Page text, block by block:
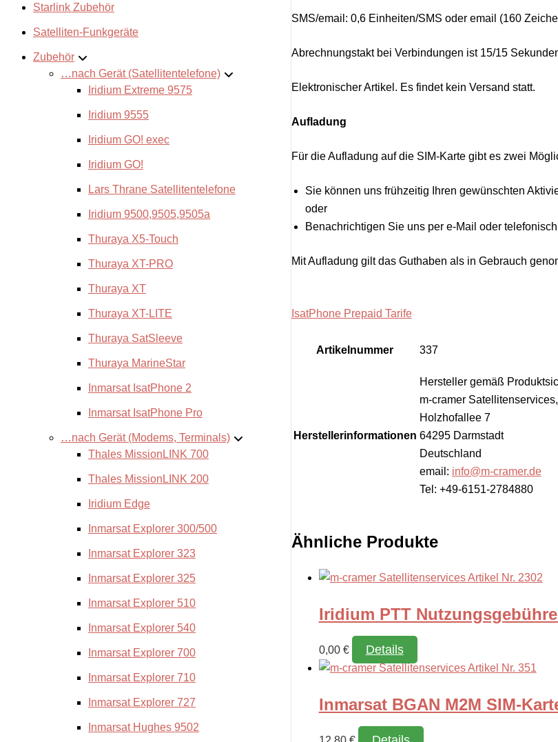
Starlink Zubehör
Satelliten-Funkgeräte
Zubehör
…nach Gerät (Satellitentelefone)
Iridium Extreme 9575
Iridium 9555
Iridium GO! exec
Iridium GO!
Lars Thrane Satellitentelefone
Iridium 9500,9505,9505a
Thuraya X5-Touch
Thuraya XT-PRO
Thuraya XT
Thuraya XT-LITE
Thuraya SatSleeve
Thuraya MarineStar
Inmarsat IsatPhone 2
Inmarsat IsatPhone Pro
…nach Gerät (Modems, Terminals)
Thales MissionLINK 700
Thales MissionLINK 200
Iridium Edge
Inmarsat Explorer 300/500
Inmarsat Explorer 323
Inmarsat Explorer 325
Inmarsat Explorer 510
Inmarsat Explorer 540
Inmarsat Explorer 700
Inmarsat Explorer 710
Inmarsat Explorer 727
Inmarsat Hughes 9502
SMS/email: 0,6 Einheiten/SMS oder email (160
Abrechnungstakt bei Verbindungen ist 15/15
Elektronischer Artikel. Es findet kein Versand statt.
Aufladung
Für die Aufladung auf die SIM-Karte gibt es zwei
Sie können uns frühzeitig Ihren gewünschten
oder
Benachrichtigen Sie uns per e-Mail oder
Mit Aufladung gilt das Guthaben als in Gebrauch
IsatPhone Prepaid Tarife
Artikelnummer 337
Herstellerinformationen
Hersteller gemäß
m-cramer
Holzhofallee 7
64295 Darmstadt
Deutschland
email: info@m-cramer.de
Tel: +49-6151-2784880
Ähnliche Produkte
Iridium PTT
0,00 € Details
Inmarsat BGAN M2M SIM-